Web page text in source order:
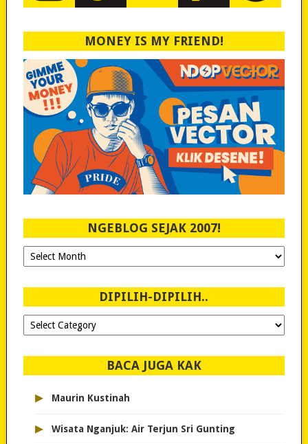
MONEY IS MY FRIEND!
NGEBLOG SEJAK 2007!
Ngeblog
Sejak
DIPILIH-DIPILIH..
Dipilih-
dipilih..
BACA JUGA KAK
▸ Maurin Kustinah
▸ Wisata Nganjuk: Air Terjun Sri Gunting